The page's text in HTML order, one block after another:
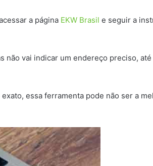
a página EKW Brasil e seguir a
não vai indicar um endereço preciso,
essa ferramenta pode não ser a